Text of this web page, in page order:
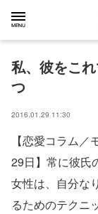
私、彼をこ
つ
2016.01.29 11:30
【恋愛コラム／
29日】常に彼氏
女性は、自分な
るためのテクニ